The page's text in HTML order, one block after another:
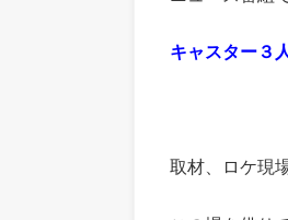
キャスター３
取材、ロケ現